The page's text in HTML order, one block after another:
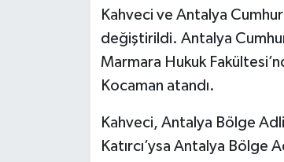
Kahveci ve Antalya
değiştirildi. Antalya
Marmara Hukuk
Kocaman atandı.
Kahveci, Antalya Bölge
Katırcı’ysa Antalya Bölge